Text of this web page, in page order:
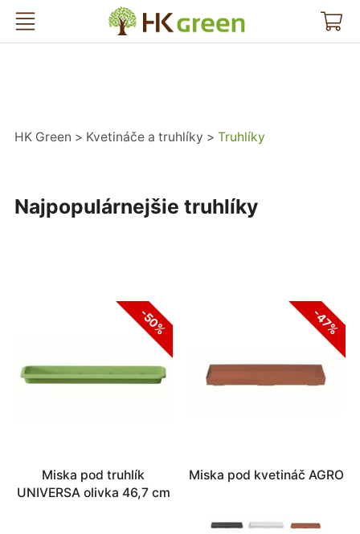
HK Green
HK Green Kvetináče a truhlíky Truhlíky
Najpopulárnejšie truhlíky
-50%
Miska pod truhlík
UNIVERSA olivka 46,7 cm
-47%
Miska pod kvetináč AGRO